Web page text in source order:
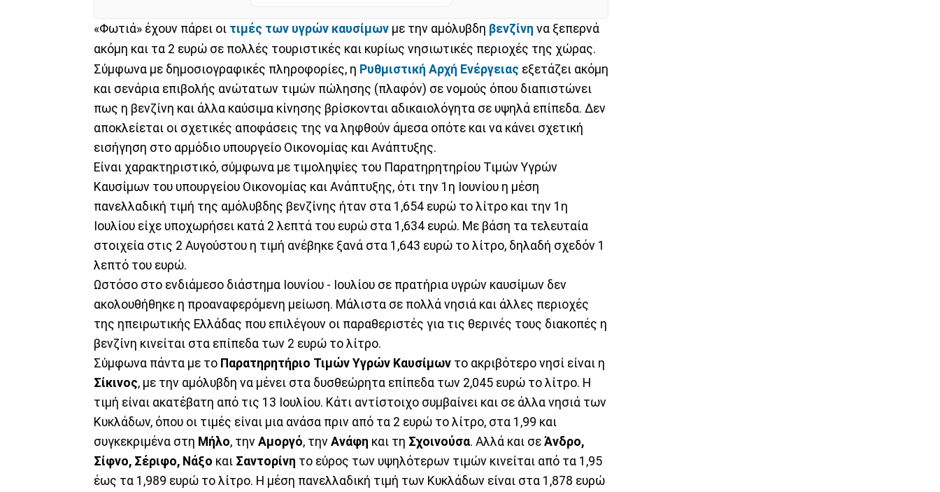
«Φωτιά» έχουν πάρει οι τιμές των υγρών καυσίμων με την αμόλυβδη βενζίνη να ξεπερνά
ακόμη και τα 2 ευρώ σε πολλές τουριστικές και κυρίως νησιωτικές περιοχές της χώρας.
Σύμφωνα με δημοσιογραφικές πληροφορίες, η Ρυθμιστική Αρχή Ενέργειας εξετάζει ακόμη
και σενάρια επιβολής ανώτατων τιμών πώλησης (πλαφόν) σε νομούς όπου διαπιστώνει
πως η βενζίνη και άλλα καύσιμα κίνησης βρίσκονται αδικαιολόγητα σε υψηλά επίπεδα. Δεν
αποκλείεται οι σχετικές αποφάσεις της να ληφθούν άμεσα οπότε και να κάνει σχετική
εισήγηση στο αρμόδιο υπουργείο Οικονομίας και Ανάπτυξης.
Είναι χαρακτηριστικό, σύμφωνα με τιμοληψίες του Παρατηρητηρίου Τιμών Υγρών
Καυσίμων του υπουργείου Οικονομίας και Ανάπτυξης, ότι την 1η Ιουνίου η μέση
πανελλαδική τιμή της αμόλυβδης βενζίνης ήταν στα 1,654 ευρώ το λίτρο και την 1η
Ιουλίου είχε υποχωρήσει κατά 2 λεπτά του ευρώ στα 1,634 ευρώ. Με βάση τα τελευταία
στοιχεία στις 2 Αυγούστου η τιμή ανέβηκε ξανά στα 1,643 ευρώ το λίτρο, δηλαδή σχεδόν 1
λεπτό του ευρώ.
Ωστόσο στο ενδιάμεσο διάστημα Ιουνίου - Ιουλίου σε πρατήρια υγρών καυσίμων δεν
ακολουθήθηκε η προαναφερόμενη μείωση. Μάλιστα σε πολλά νησιά και άλλες περιοχές
της ηπειρωτικής Ελλάδας που επιλέγουν οι παραθεριστές για τις θερινές τους διακοπές η
βενζίνη κινείται στα επίπεδα των 2 ευρώ το λίτρο.
Σύμφωνα πάντα με το Παρατηρητήριο Τιμών Υγρών Καυσίμων το ακριβότερο νησί είναι η
Σίκινος, με την αμόλυβδη να μένει στα δυσθεώρητα επίπεδα των 2,045 ευρώ το λίτρο. Η
τιμή είναι ακατέβατη από τις 13 Ιουλίου. Κάτι αντίστοιχο συμβαίνει και σε άλλα νησιά των
Κυκλάδων, όπου οι τιμές είναι μια ανάσα πριν από τα 2 ευρώ το λίτρο, στα 1,99 και
συγκεκριμένα στη Μήλο, την Αμοργό, την Ανάφη και τη Σχοινούσα. Αλλά και σε Άνδρο,
Σίφνο, Σέριφο, Νάξο και Σαντορίνη το εύρος των υψηλότερων τιμών κινείται από τα 1,95
έως τα 1,989 ευρώ το λίτρο. Η μέση πανελλαδική τιμή των Κυκλάδων είναι στα 1,878 ευρώ